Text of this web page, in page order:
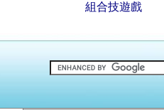
組合技遊戲